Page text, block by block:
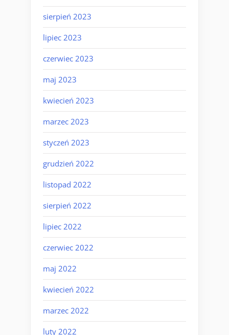
sierpień 2023
lipiec 2023
czerwiec 2023
maj 2023
kwiecień 2023
marzec 2023
styczeń 2023
grudzień 2022
listopad 2022
sierpień 2022
lipiec 2022
czerwiec 2022
maj 2022
kwiecień 2022
marzec 2022
luty 2022